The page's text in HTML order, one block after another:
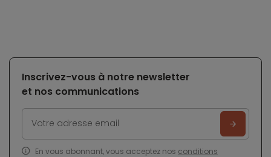
Inscrivez-vous à notre newsletter
et nos communications
En vous abonnant, vous acceptez nos conditions